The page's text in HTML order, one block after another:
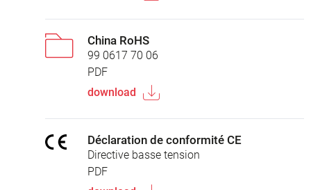
China RoHS
99 0617 70 06
PDF
download
Déclaration de conformité CE
Directive basse tension
PDF